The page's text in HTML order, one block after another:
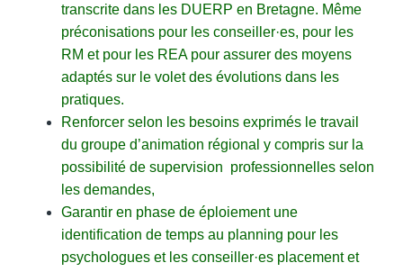
transcrite dans les DUERP en Bretagne. Même
préconisations pour les conseiller·es, pour les
RM et pour les REA pour assurer des moyens
adaptés sur le volet des évolutions dans les
pratiques.
Renforcer selon les besoins exprimés le travail
du groupe d’animation régional y compris sur la
possibilité de supervision professionnelles selon
les demandes,
Garantir en phase de éploiement une
identification de temps au planning pour les
psychologues et les conseiller·es placement et